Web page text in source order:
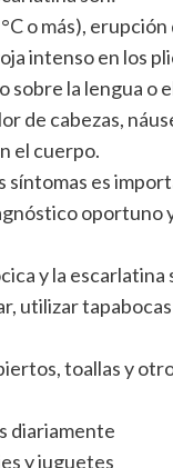
o más),
intenso en los
la lengua o
de cabezas,
el cuerpo.
síntomas es
oportuno
y la escarlatina
utilizar tapabocas
toallas y
diariamente
y juguetes